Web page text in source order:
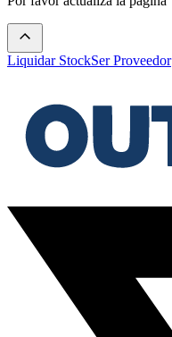
Liquidar StockSer Proveedor